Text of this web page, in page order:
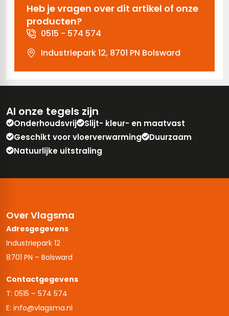
Heb je vragen over dit artikel of onze
producten?
0515 - 574 574
Industriepark 12, 8701 PN Bolsward
Al onze tegels zijn
Onderhoudsvrij
Slijt- kleur- en maatvast
Geschikt voor vloerverwarming
Duurzaam
Natuurlijke uitstraling
Over Vlagsma
Adresgegevens
Industriepark 12
8701 PN – Bolsward
Contactgegevens
T: 0515 – 574 574
E: info@vlagsma.nl